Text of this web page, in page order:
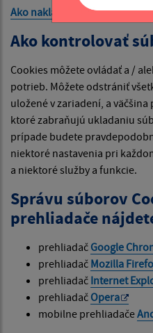
Ako nakladá Google s vašimi
Ako kontrolovať
Cookies môžete ovládať a /
potrieb. Môžete odstrániť
uložené v zariadení, a
ktoré zabraňujú ukladaniu
prípade budete
niektoré nastavenia pri
a niektoré služby a funkcie.
Správu súborov
prehliadače
prehliadač Google
prehliadač Mozilla
prehliadač Internet
prehliadač Opera
mobilne prehliadače